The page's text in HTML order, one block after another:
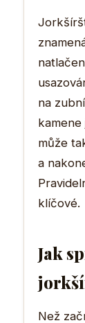
na
může
a
klíčové.
Jak
Než